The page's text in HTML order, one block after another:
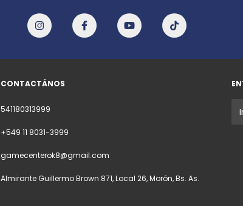
CONTACTÁNOS
541180313999
+549 11 8031-3999
gamecenterok8@gmail.com
Almirante Guillermo Brown 871, Local 26, Morón, Bs. As.